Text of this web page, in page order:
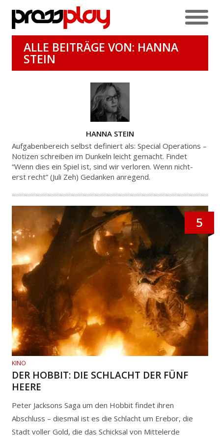
ALLE BEITRÄGE VON: HANNA
STEIN
HANNA STEIN
Aufgabenbereich selbst definiert als: Special Operations –
Notizen schreiben im Dunkeln leicht gemacht. Findet
“Wenn dies ein Spiel ist, sind wir verloren. Wenn nicht-
erst recht” (Juli Zeh) Gedanken anregend.
5
KINO
DER HOBBIT: DIE SCHLACHT DER FÜNF
HEERE
Peter Jacksons Saga um den Hobbit findet ihren
Abschluss – diesmal ist es die Schlacht um Erebor, die
Stadt voller Gold, die das Schicksal von Mittelerde